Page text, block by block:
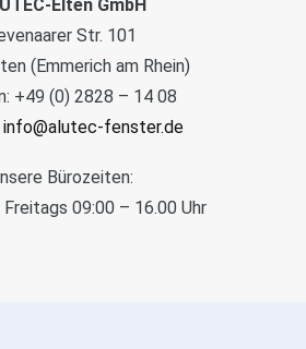
Elten GmbH
Str. 101
(Emmerich am Rhein)
+49 (0) 2828 – 14 08
info@alutec-fenster.de
Bürozeiten:
09:00 – 16.00 Uhr